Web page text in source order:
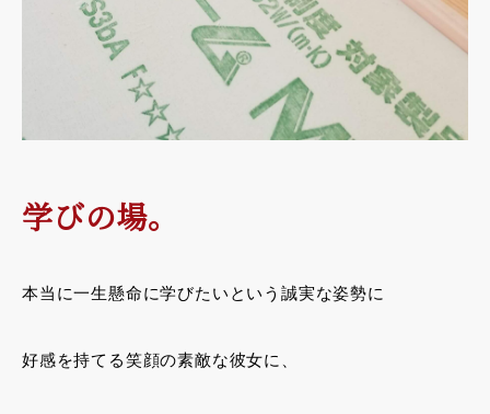
学びの場。
本当に一生懸命に学びたいという誠実な姿勢に
好感を持てる笑顔の素敵な彼女に、